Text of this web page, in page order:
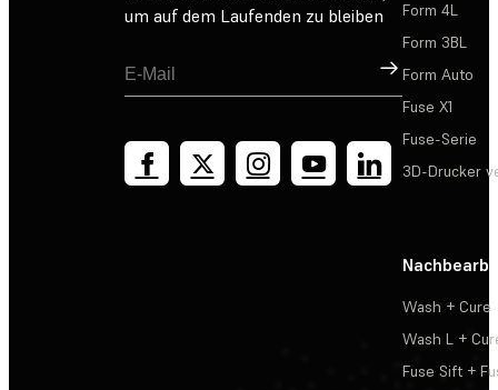
um auf dem Laufenden zu bleiben
Registrieren
Form 4L
Form 3BL
Form Auto
Fuse X1
Fuse-Serie
3D-Drucker
Wash + Cure
Wash L +
Fuse Sift +